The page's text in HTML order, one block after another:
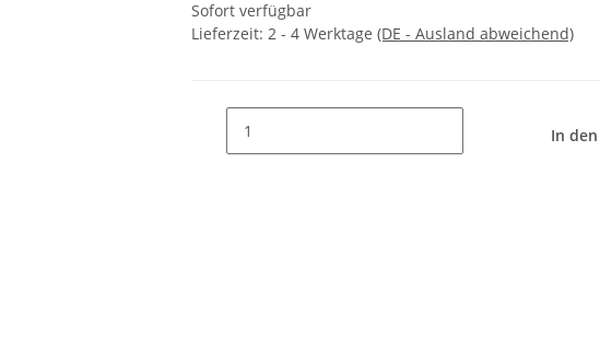
Sofort verfügbar
Lieferzeit: 2 - 4 Werktage (DE - Ausland abweichend)
In